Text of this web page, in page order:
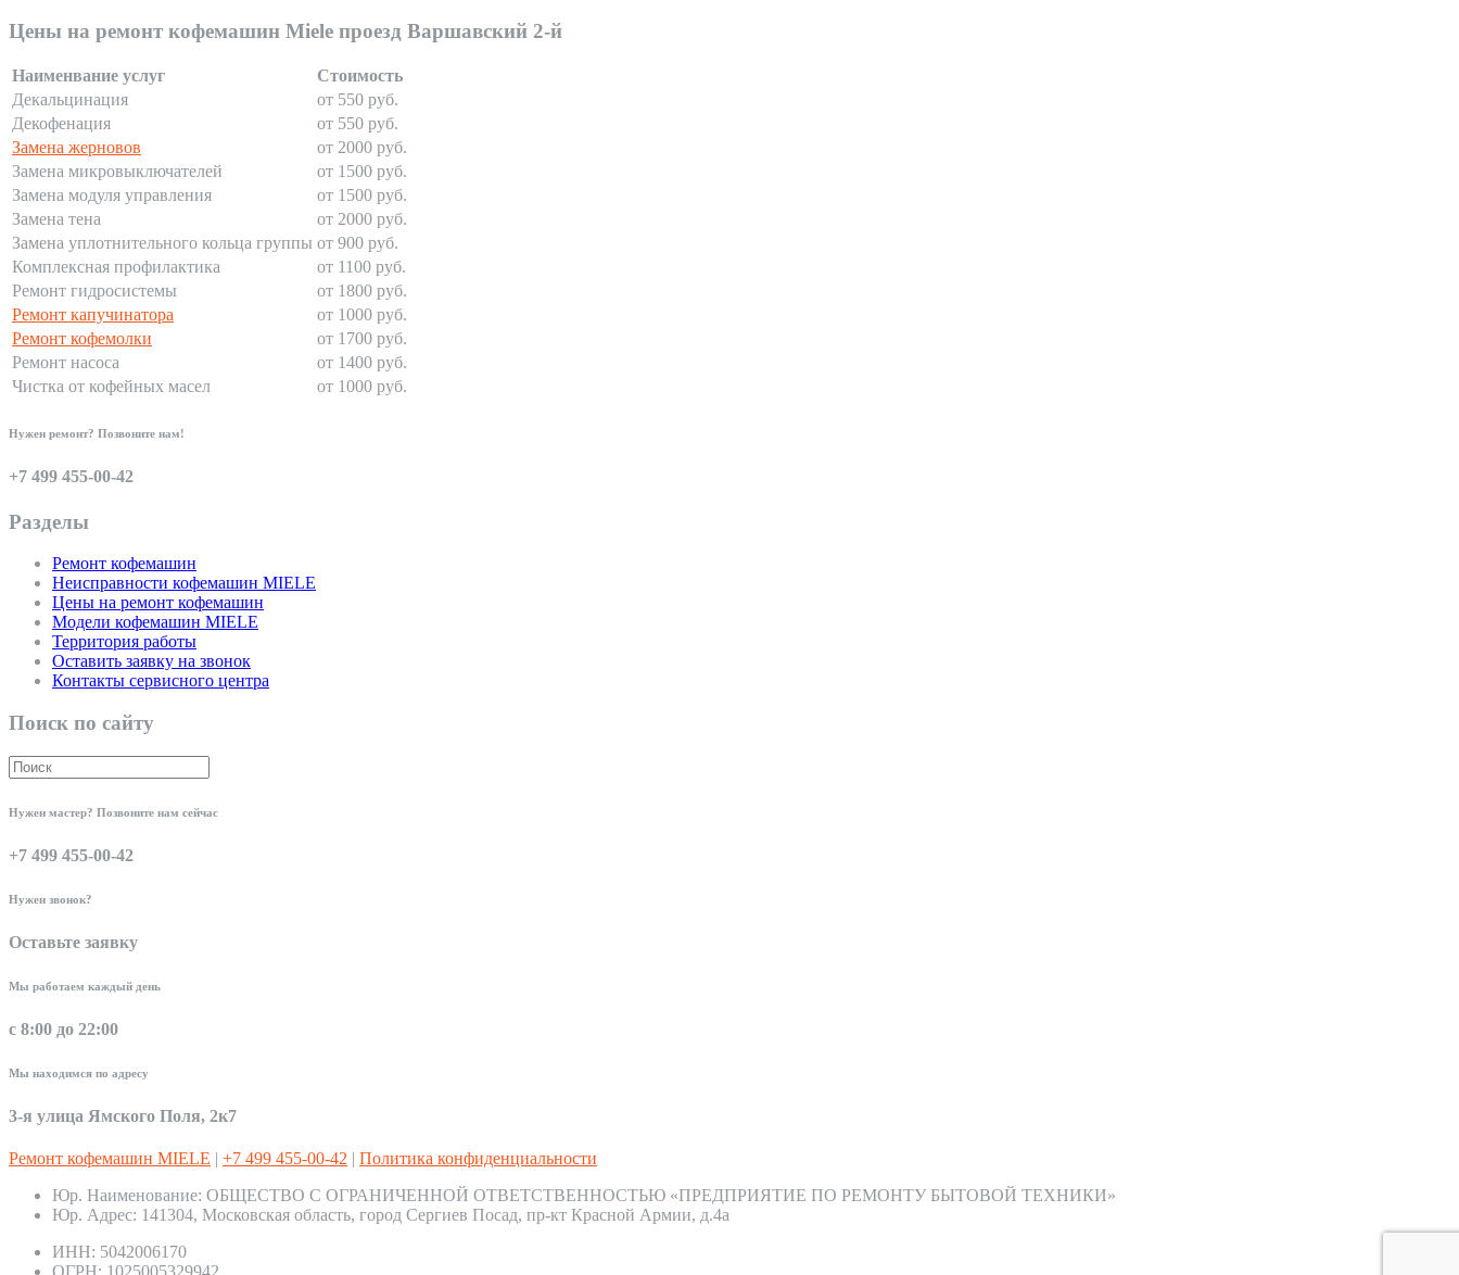
Цены на ремонт кофемашин Miele проезд Варшавский 2-й
Наименвание услуг
Стоимость
Декальцинация
от 550 руб.
Декофенация
от 550 руб.
Замена жерновов
от 2000 руб.
Замена микровыключателей
от 1500 руб.
Замена модуля управления
от 1500 руб.
Замена тена
от 2000 руб.
Замена уплотнительного кольца группы от 900 руб.
Комплексная профилактика
от 1100 руб.
Ремонт гидросистемы
от 1800 руб.
Ремонт капучинатора
от 1000 руб.
Ремонт кофемолки
от 1700 руб.
Ремонт насоса
от 1400 руб.
Чистка от кофейных масел
от 1000 руб.
Нужен ремонт? Позвоните нам!
+7 499 455-00-42
Разделы
Ремонт кофемашин
Неисправности кофемашин MIELE
Цены на ремонт кофемашин
Модели кофемашин MIELE
Территория работы
Оставить заявку на звонок
Контакты сервисного центра
Поиск по сайту
Нужен мастер? Позвоните нам сейчас
+7 499 455-00-42
Нужен звонок?
Оставьте заявку
Мы работаем каждый день
с 8:00 до 22:00
Мы находимся по адресу
3-я улица Ямского Поля, 2к7
Ремонт кофемашин MIELE | +7 499 455-00-42 | Политика конфиденциальности
Юр. Наименование: ОБЩЕСТВО С ОГРАНИЧЕННОЙ ОТВЕТСТВЕННОСТЬЮ «ПРЕДПРИЯТИЕ ПО РЕМОНТУ БЫТОВОЙ ТЕХНИКИ»
Юр. Адрес: 141304, Московская область, город Сергиев Посад, пр-кт Красной Армии, д.4а
ИНН: 5042006170
ОГРН: 1025005329942